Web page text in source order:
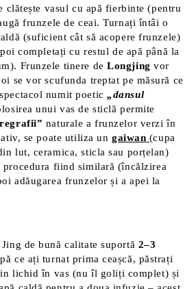
clătește vasul cu apă fierbinte (pentru
frunzele de ceai. Turnați întâi o
(suficient cât să acopere frunzele)
completați cu restul de apă până la
Frunzele tinere deLongjingvor
se vor scufunda treptat pe măsură ce
numit poetic„dansul
unui vas de sticlă permite
naturale a frunzelor verzi în
se poate utiliza un gaiwan (cupa
lut, ceramica, sticla sau porțelan)
procedura fiind similară (încălzirea
adăugarea frunzelor și a apei la
de bună calitate suportă 2–3
ce ați turnat prima ceașcă, păstrați
lichid în vas (nu îl goliți complet) și